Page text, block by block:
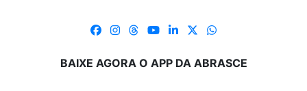
BAIXE AGORA O APP DA ABRASCE